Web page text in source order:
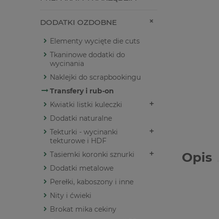
DODATKI OZDOBNE
Elementy wycięte die cuts
Tkaninowe dodatki do
wycinania
Naklejki do scrapbookingu
Transfery i rub-on
Kwiatki listki kuleczki
Dodatki naturalne
Tekturki - wycinanki
tekturowe i HDF
Tasiemki koronki sznurki
Dodatki metalowe
Perełki, kaboszony i inne
Nity i ćwieki
Brokat mika cekiny
Opis